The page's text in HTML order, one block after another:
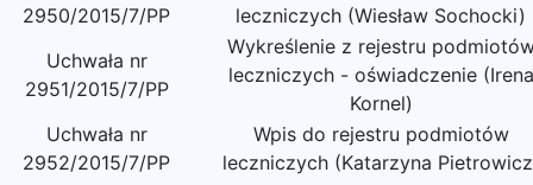
2950/2015/7/PP
leczniczych (Wiesław Sochocki)
Uchwała nr
2951/2015/7/PP
Wykreślenie z rejestru
leczniczych - oświadczenie (Irena
Kornel)
Uchwała nr
2952/2015/7/PP
Wpis do rejestru podmiotów
leczniczych (Katarzyna